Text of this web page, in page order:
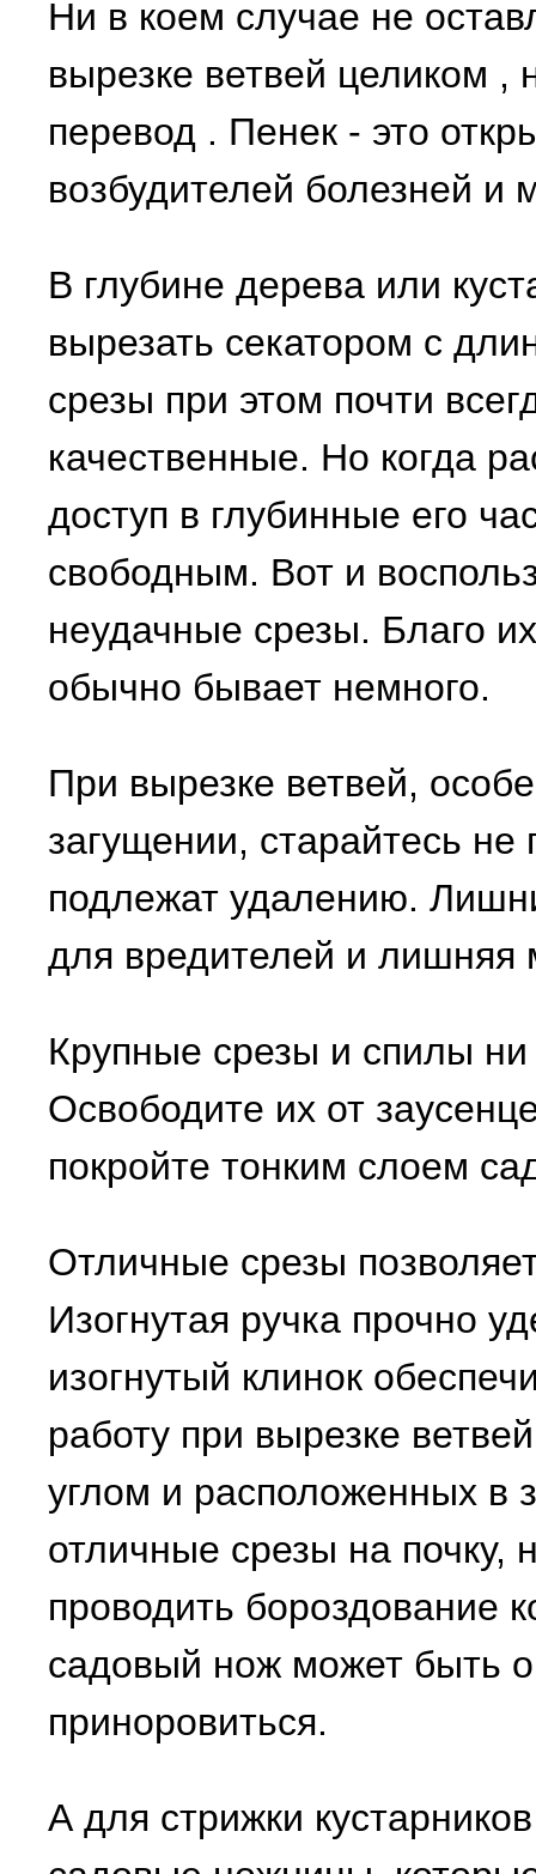
Ни в коем случае не
вырезке ветвей целиком ,
перевод . Пенек - это
возбудителей болезней и
В глубине дерева или
вырезать секатором с
срезы при этом почти
качественные. Но когда
доступ в глубинные его
свободным. Вот и
неудачные срезы. Благо
обычно бывает немного.
При вырезке ветвей,
загущении, старайтесь
подлежат удалению.
для вредителей и лишняя
Крупные срезы и спилы
Освободите их от
покройте тонким слоем
Отличные срезы
Изогнутая ручка прочно
изогнутый клинок
работу при вырезке
углом и расположенных в
отличные срезы на почку,
проводить бороздование
садовый нож может быть
приноровиться.
А для стрижки